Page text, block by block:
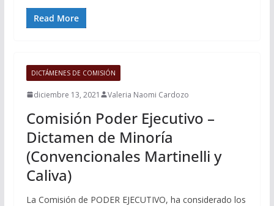
Read More
DICTÁMENES DE COMISIÓN
diciembre 13, 2021 Valeria Naomi Cardozo
Comisión Poder Ejecutivo –
Dictamen de Minoría
(Convencionales Martinelli y
Caliva)
La Comisión de PODER EJECUTIVO, ha considerado los